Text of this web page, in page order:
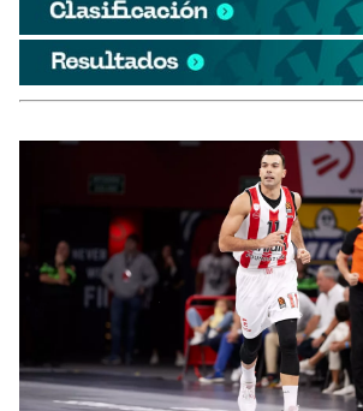
Fútbol
Pelota
Baloncesto
Ciclismo
Herri-kirolak